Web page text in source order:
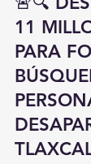
20 may
🚨🔍
11
PARA